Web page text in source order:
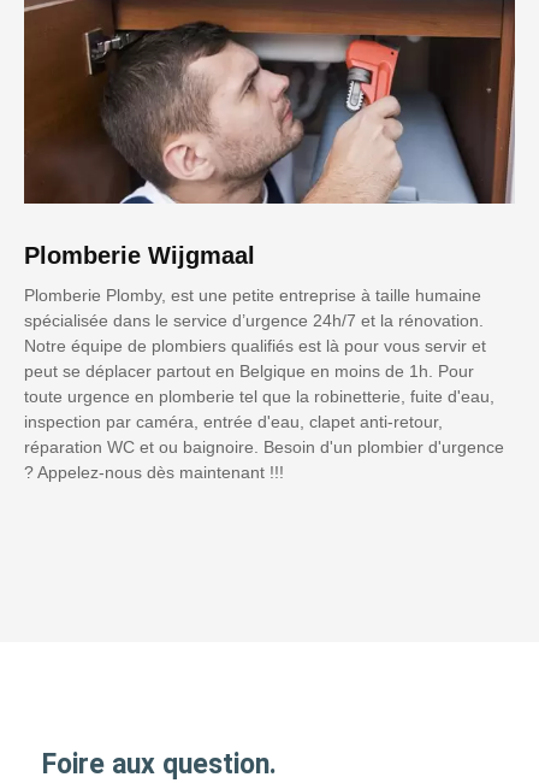
Plomberie Wijgmaal
Plomberie Plomby, est une petite entreprise à taille humaine
spécialisée dans le service d’urgence 24h/7 et la rénovation.
Notre équipe de plombiers qualifiés est là pour vous servir et
peut se déplacer partout en Belgique en moins de 1h. Pour
toute urgence en plomberie tel que la robinetterie, fuite d'eau,
inspection par caméra, entrée d'eau, clapet anti-retour,
réparation WC et ou baignoire. Besoin d'un plombier d'urgence
? Appelez-nous dès maintenant !!!
Foire aux question.